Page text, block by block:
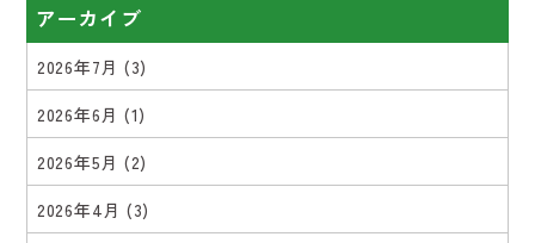
アーカイブ
2026年7月 (3)
2026年6月 (1)
2026年5月 (2)
2026年4月 (3)